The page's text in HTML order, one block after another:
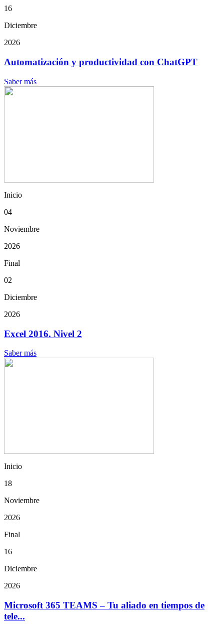
16
Diciembre
2026
Automatización y productividad con ChatGPT
Saber más
Inicio
04
Noviembre
2026
Final
02
Diciembre
2026
Excel 2016. Nivel 2
Saber más
Inicio
18
Noviembre
2026
Final
16
Diciembre
2026
Microsoft 365 TEAMS – Tu aliado en tiempos de
tele...